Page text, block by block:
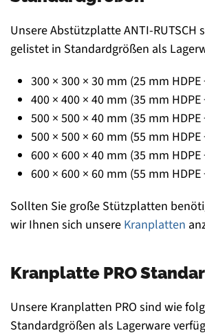
Unsere Abstützplatte ANTI-RUTSCH
gelistet in Standardgrößen als
300 × 300 × 30 mm (25 mm
400 × 400 × 40 mm (35 mm
500 × 500 × 40 mm (35 mm
500 × 500 × 60 mm (55 mm
600 × 600 × 40 mm (35 mm
600 × 600 × 60 mm (55 mm
Sollten Sie große Stützplatten
wir Ihnen sich unsere Kranplatten
Kranplatte PRO
Unsere Kranplatten PRO sind wie
Standardgrößen als Lagerware